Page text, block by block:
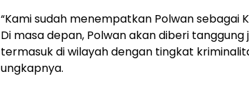
“Kami sudah menempatkan Polwan sebagai
Di masa depan, Polwan akan diberi
termasuk di wilayah dengan tingkat
ungkapnya.